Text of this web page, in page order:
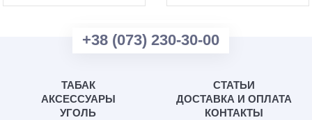
+38 (073) 230-30-00
ТАБАК
АКСЕССУАРЫ
УГОЛЬ
СТАТЬИ
ДОСТАВКА И ОПЛАТА
КОНТАКТЫ